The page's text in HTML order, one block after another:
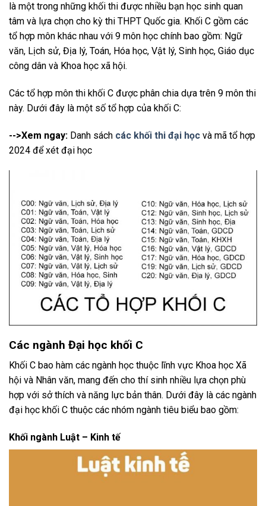
là một trong những khối thi được nhiều bạn học sinh quan
tâm và lựa chọn cho kỳ thi THPT Quốc gia. Khối C gồm các
tổ hợp môn khác nhau với 9 môn học chính bao gồm: Ngữ
văn, Lịch sử, Địa lý, Toán, Hóa học, Vật lý, Sinh học, Giáo dục
công dân và Khoa học xã hội.
Các tổ hợp môn thi khối C được phân chia dựa trên 9 môn thi
này. Dưới đây là một số tổ hợp của khối C:
-->Xem ngay: Danh sách các khối thi đại học và mã tổ hợp
2024 để xét đại học
Các ngành Đại học khối C
Khối C bao hàm các ngành học thuộc lĩnh vực Khoa học Xã
hội và Nhân văn, mang đến cho thí sinh nhiều lựa chọn phù
hợp với sở thích và năng lực bản thân. Dưới đây là các ngành
đại học khối C thuộc các nhóm ngành tiêu biểu bao gồm:
Khối ngành Luật – Kinh tế